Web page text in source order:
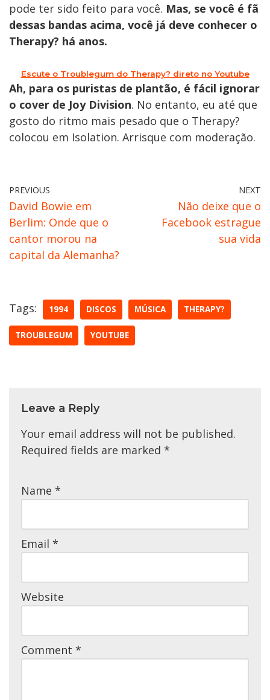
pode ter sido feito para você. Mas, se você é fã
dessas bandas acima, você já deve conhecer o
Therapy? há anos.
Escute o Troublegum do Therapy? direto no Youtube
Ah, para os puristas de plantão, é fácil ignorar
o cover de Joy Division. No entanto, eu até que
gosto do ritmo mais pesado que o Therapy?
colocou em Isolation. Arrisque com moderação.
PREVIOUS
David Bowie em
Berlim: Onde que o
cantor morou na
capital da Alemanha?
NEXT
Não deixe que o
Facebook estrague
sua vida
Tags: 1994 DISCOS MÚSICA THERAPY?
TROUBLEGUM YOUTUBE
Leave a Reply
Your email address will not be published.
Required fields are marked *
Name *
Email *
Website
Comment *